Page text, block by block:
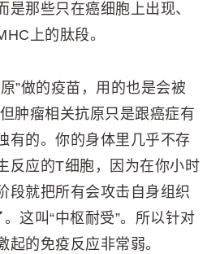
是那些只在癌细胞上出现、
上的肽段。
”做的疫苗，用的也是会被
肿瘤相关抗原只是跟癌症有
有的。你的身体里几乎不存
反应的T细胞，因为在你小时
段就把所有会攻击自身组织
这叫“中枢耐受”。所以针对
起的免疫反应非常弱。